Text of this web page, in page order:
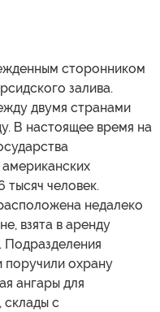
сторонником
залива.
двумя странами
В настоящее время на
тысяч человек.
недалеко
взята в аренду
поручили охрану
ангары для
склады с